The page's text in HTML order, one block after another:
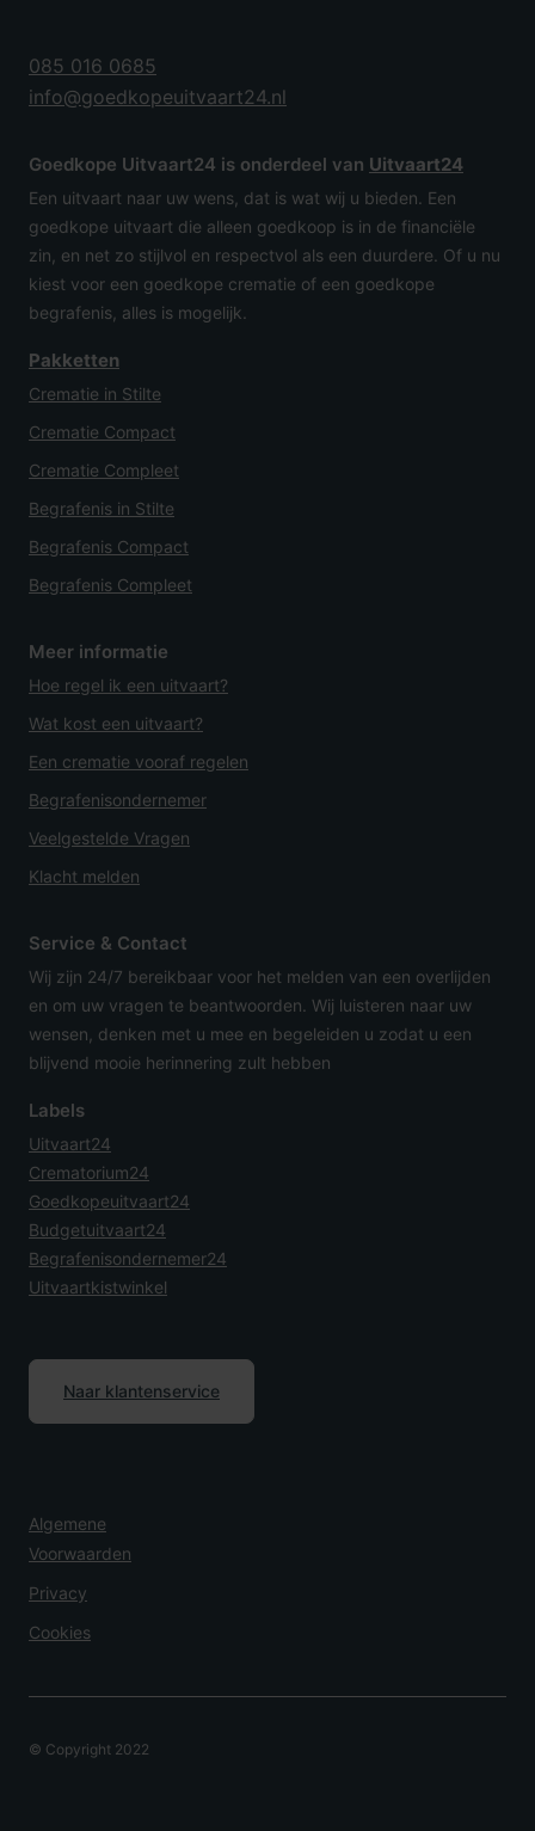
085 016 0685
info@goedkopeuitvaart24.nl
Goedkope Uitvaart24 is onderdeel van Uitvaart24
Een uitvaart naar uw wens, dat is wat wij u bieden. Een
goedkope uitvaart die alleen goedkoop is in de financiële
zin, en net zo stijlvol en respectvol als een duurdere. Of u nu
kiest voor een goedkope crematie of een goedkope
begrafenis, alles is mogelijk.
Pakketten
Crematie in Stilte
Crematie Compact
Crematie Compleet
Begrafenis in Stilte
Begrafenis Compact
Begrafenis Compleet
Meer informatie
Hoe regel ik een uitvaart?
Wat kost een uitvaart?
Een crematie vooraf regelen
Begrafenisondernemer
Veelgestelde Vragen
Klacht melden
Service & Contact
Wij zijn 24/7 bereikbaar voor het melden van een overlijden
en om uw vragen te beantwoorden. Wij luisteren naar uw
wensen, denken met u mee en begeleiden u zodat u een
blijvend mooie herinnering zult hebben
Labels
Uitvaart24
Crematorium24
Goedkopeuitvaart24
Budgetuitvaart24
Begrafenisondernemer24
Uitvaartkistwinkel
Naar klantenservice
Algemene
Voorwaarden
Privacy
Cookies
© Copyright 2022